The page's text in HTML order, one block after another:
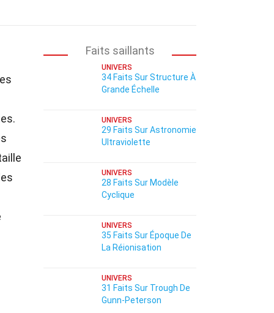
Faits saillants
UNIVERS
34 Faits Sur Structure À
Grande Échelle
UNIVERS
29 Faits Sur Astronomie
Ultraviolette
UNIVERS
28 Faits Sur Modèle
Cyclique
UNIVERS
35 Faits Sur Époque De
La Réionisation
UNIVERS
31 Faits Sur Trough De
Gunn-Peterson